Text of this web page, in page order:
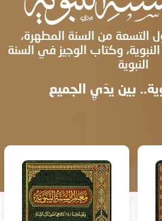
التسعة من السنة المطهرة،
وكتاب الوجيز في السنة
النبوية
بين يدَيِ الجميع